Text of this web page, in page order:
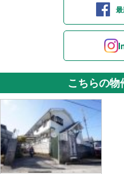
こちらの物